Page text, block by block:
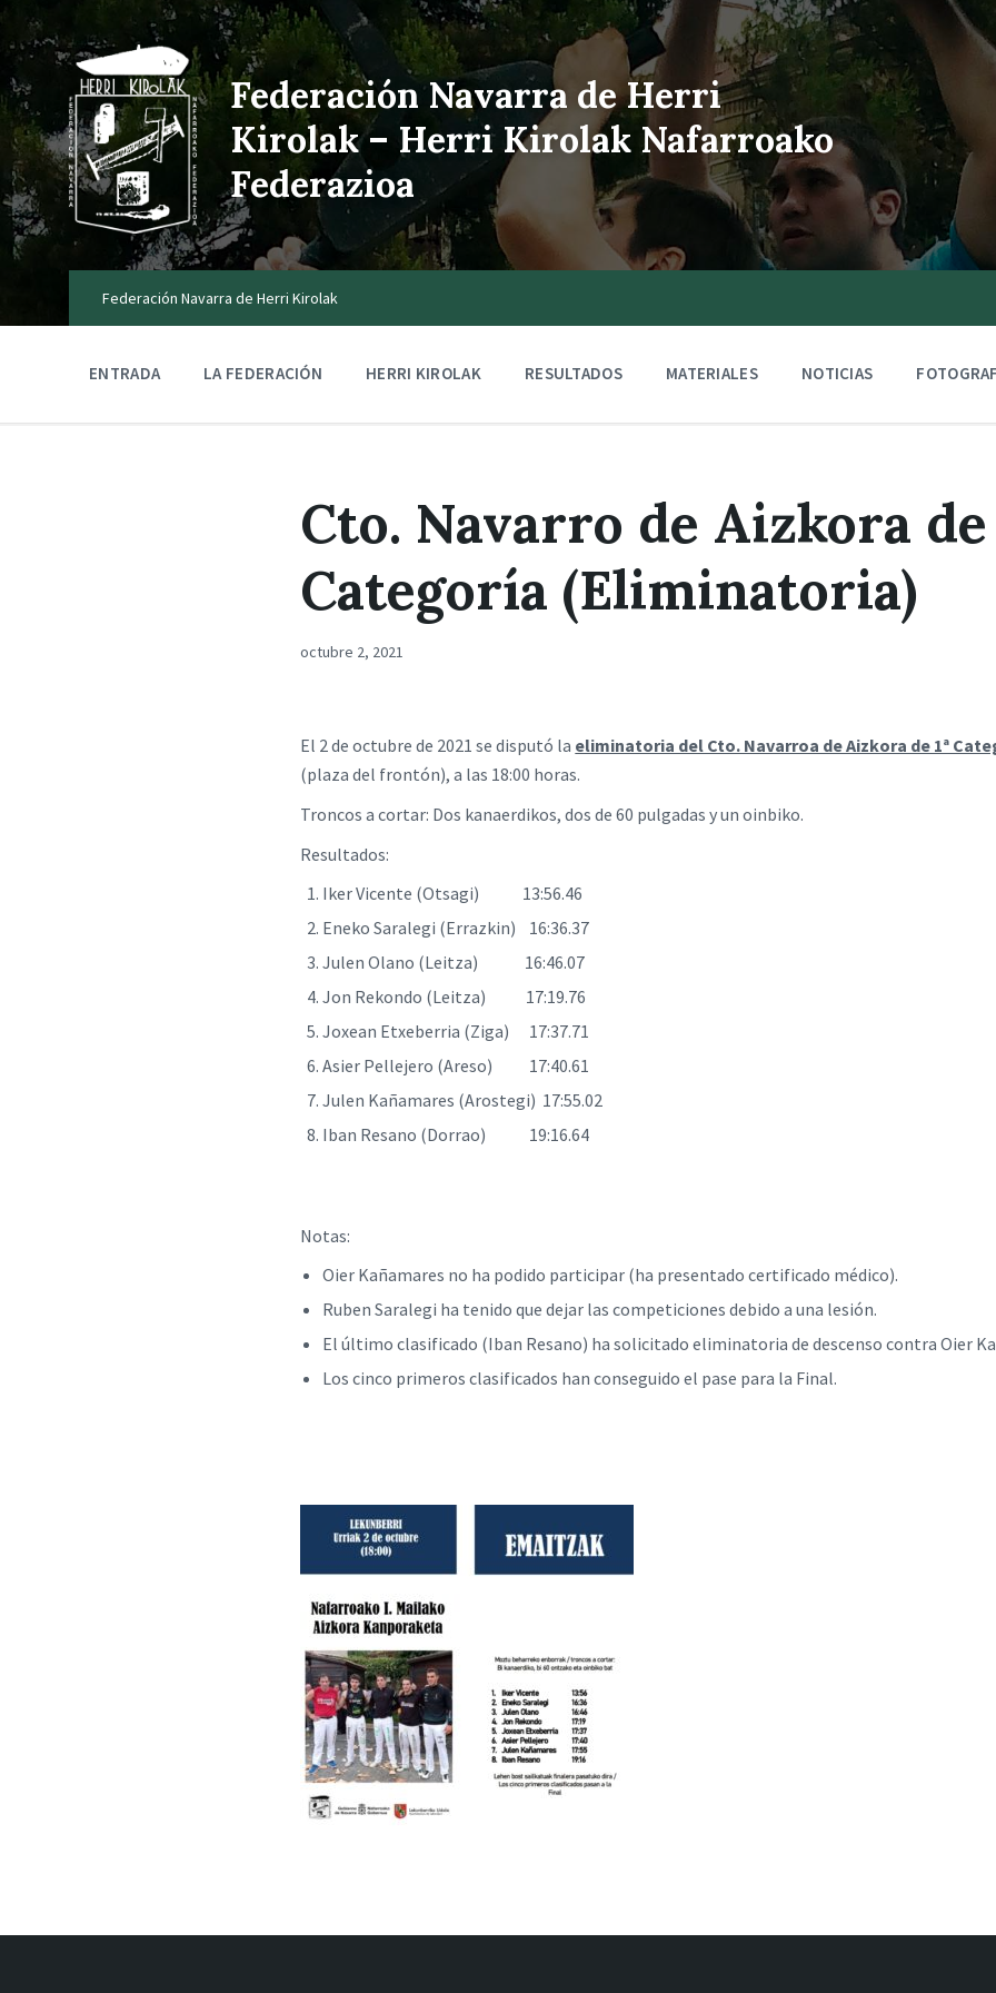
Federación Navarra de Herri
Kirolak – Herri Kirolak Nafarroako
Federazioa
Federación Navarra de Herri Kirolak
ENTRADA LA FEDERACIÓN HERRI KIROLAK RESULTADOS MATERIALES NOTICIAS
Cto. Navarro de Aizkora de
Categoría (Eliminatoria)
octubre 2, 2021
El 2 de octubre de 2021 se disputó la eliminatoria del Cto. Navarroa de Aizkora de 1ª
(plaza del frontón), a las 18:00 horas.
Troncos a cortar: Dos kanaerdikos, dos de 60 pulgadas y un oinbiko.
Resultados:
Iker Vicente (Otsagi) 13:56.46
Eneko Saralegi (Errazkin) 16:36.37
Julen Olano (Leitza) 16:46.07
Jon Rekondo (Leitza) 17:19.76
Joxean Etxeberria (Ziga) 17:37.71
Asier Pellejero (Areso) 17:40.61
Julen Kañamares (Arostegi) 17:55.02
Iban Resano (Dorrao) 19:16.64
Notas:
Oier Kañamares no ha podido participar (ha presentado certificado médico).
Ruben Saralegi ha tenido que dejar las competiciones debido a una lesión.
El último clasificado (Iban Resano) ha solicitado eliminatoria de descenso contra Oier
Los cinco primeros clasificados han conseguido el pase para la Final.